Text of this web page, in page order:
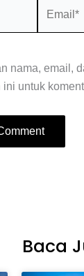
nama, email,
ini untuk
Baca